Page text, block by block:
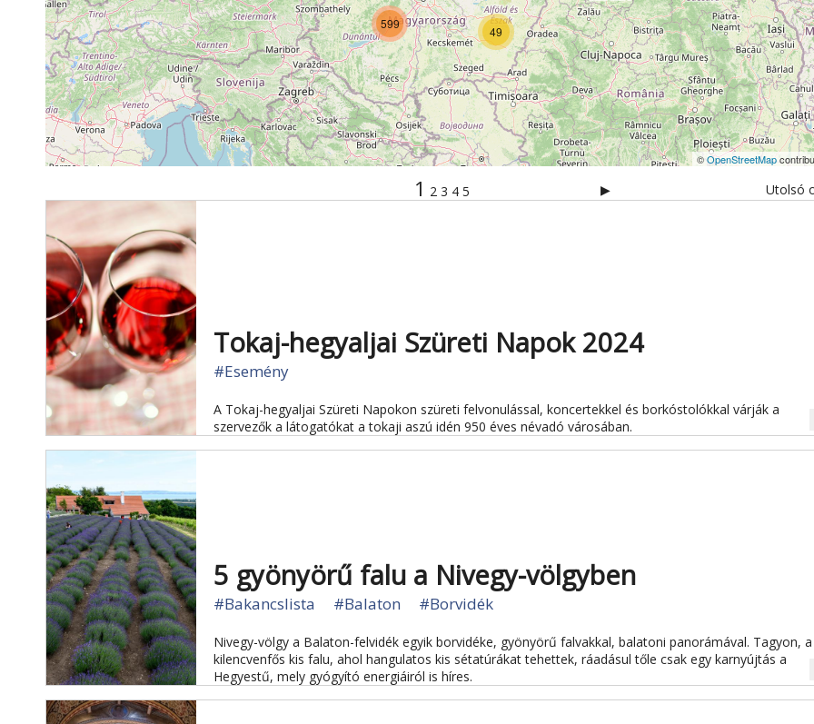
49
599
©OpenStreetMap
1 2 3 4 5 ▶ Utolsó
Tokaj-hegyaljai Szüreti Napok 2024
#Esemény
A Tokaj-hegyaljai Szüreti Napokon szüreti felvonulással, koncertekkel és borkóstolókkal várják a
szervezők a látogatókat a tokaji aszú idén 950 éves névadó városában.
5 gyönyörű falu a Nivegy-völgyben
#Bakancslista #Balaton #Borvidék
Nivegy-völgy a Balaton-felvidék egyik borvidéke, gyönyörű falvakkal, balatoni panorámával. Tagyon, a
kilencvenfős kis falu, ahol hangulatos kis sétatúrákat tehettek, ráadásul tőle csak egy karnyújtás a
Hegyestű, mely gyógyító energiáiról is híres.